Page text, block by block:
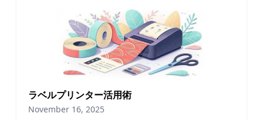
ラベルプリンター活用術
November 16, 2025